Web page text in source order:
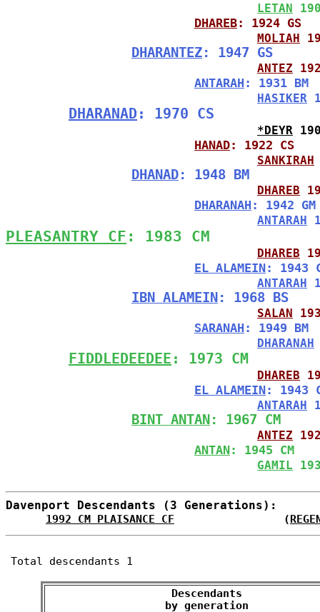
LETAN
DHAREB: 1924 GS
MOLIAH
DHARANTEZ: 1947 GS
ANTEZ
ANTARAH : 1931 BM
HASIKER
DHARANAD: 1970 CS
*DEYR
HANAD: 1922 CS
SANKIRAH
DHANAD: 1948 BM
DHAREB
DHARANAH : 1942 GM
ANTARAH
PLEASANTRY CF : 1983 CM
DHAREB
EL ALAMEIN: 1943
ANTARAH
IBN ALAMEIN: 1968 BS
SALAN
SARANAH : 1949 BM
DHARANAH
FIDDLEDEEDEE : 1973 CM
DHAREB
EL ALAMEIN: 1943
ANTARAH
BINT ANTAN: 1967 CM
ANTEZ
ANTAN: 1945 CM
GAMIL
Davenport Descendants (3 Generations):
1992 CM PLAISANCE CF
                 (
Total descendants 1
Descendants
by generation